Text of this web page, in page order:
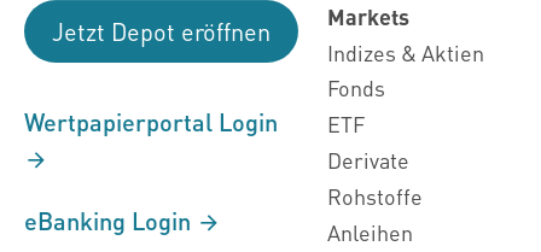
Jetzt Depot eröffnen
Wertpapierportal Login
eBanking Login
Markets
Indizes & Aktien
Fonds
ETF
Derivate
Rohstoffe
Anleihen